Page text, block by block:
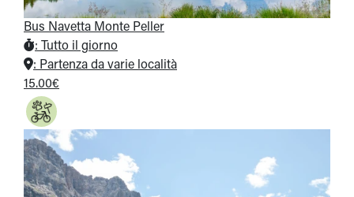
Bus Navetta Monte Peller
:
Tutto il giorno
: Partenza da varie località
15.00€